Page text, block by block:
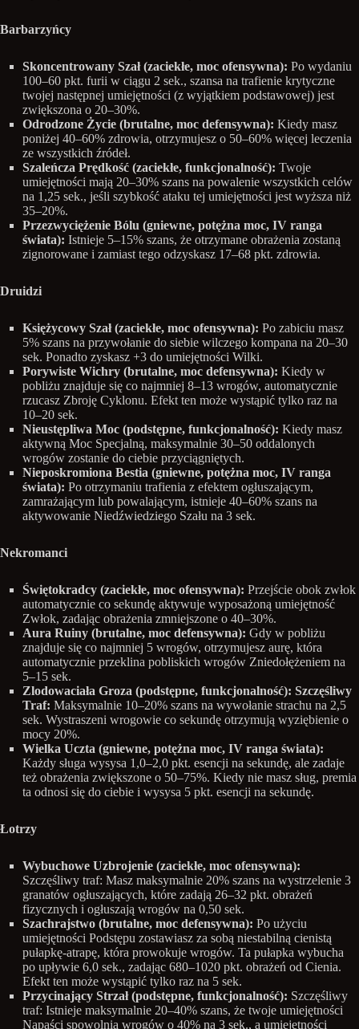
Barbarzyńcy
Skoncentrowany Szał (zaciekłe, moc ofensywna): Po wydaniu
100–60 pkt. furii w ciągu 2 sek., szansa na trafienie krytyczne
twojej następnej umiejętności (z wyjątkiem podstawowej) jest
zwiększona o 20–30%.
Odrodzone Życie (brutalne, moc defensywna): Kiedy masz
poniżej 40–60% zdrowia, otrzymujesz o 50–60% więcej leczenia
ze wszystkich źródeł.
Szaleńcza Prędkość (zaciekłe, funkcjonalność): Twoje
umiejętności mają 20–30% szans na powalenie wszystkich celów
na 1,25 sek., jeśli szybkość ataku tej umiejętności jest wyższa niż
35–20%.
Przezwyciężenie Bólu (gniewne, potężna moc, IV ranga
świata): Istnieje 5–15% szans, że otrzymane obrażenia zostaną
zignorowane i zamiast tego odzyskasz 17–68 pkt. zdrowia.
Druidzi
Księżycowy Szał (zaciekłe, moc ofensywna): Po zabiciu masz
5% szans na przywołanie do siebie wilczego kompana na 20–30
sek. Ponadto zyskasz +3 do umiejętności Wilki.
Porywiste Wichry (brutalne, moc defensywna): Kiedy w
pobliżu znajduje się co najmniej 8–13 wrogów, automatycznie
rzucasz Zbroję Cyklonu. Efekt ten może wystąpić tylko raz na
10–20 sek.
Nieustępliwa Moc (podstępne, funkcjonalność): Kiedy masz
aktywną Moc Specjalną, maksymalnie 30–50 oddalonych
wrogów zostanie do ciebie przyciągniętych.
Nieposkromiona Bestia (gniewne, potężna moc, IV ranga
świata): Po otrzymaniu trafienia z efektem ogłuszającym,
zamrażającym lub powalającym, istnieje 40–60% szans na
aktywowanie Niedźwiedziego Szału na 3 sek.
Nekromanci
Świętokradcy (zaciekłe, moc ofensywna): Przejście obok zwłok
automatycznie co sekundę aktywuje wyposażoną umiejętność
Zwłok, zadając obrażenia zmniejszone o 40–30%.
Aura Ruiny (brutalne, moc defensywna): Gdy w pobliżu
znajduje się co najmniej 5 wrogów, otrzymujesz aurę, która
automatycznie przeklina pobliskich wrogów Zniedołężeniem na
5–15 sek.
Zlodowaciała Groza (podstępne, funkcjonalność): Szczęśliwy
Traf: Maksymalnie 10–20% szans na wywołanie strachu na 2,5
sek. Wystraszeni wrogowie co sekundę otrzymują wyziębienie o
mocy 20%.
Wielka Uczta (gniewne, potężna moc, IV ranga świata):
Każdy sługa wysysa 1,0–2,0 pkt. esencji na sekundę, ale zadaje
też obrażenia zwiększone o 50–75%. Kiedy nie masz sług, premia
ta odnosi się do ciebie i wysysa 5 pkt. esencji na sekundę.
Łotrzy
Wybuchowe Uzbrojenie (zaciekłe, moc ofensywna):
Szczęśliwy traf: Masz maksymalnie 20% szans na wystrzelenie 3
granatów ogłuszających, które zadają 26–32 pkt. obrażeń
fizycznych i ogłuszają wrogów na 0,50 sek.
Szachrajstwo (brutalne, moc defensywna): Po użyciu
umiejętności Podstępu zostawiasz za sobą niestabilną cienistą
pułapkę-atrapę, która prowokuje wrogów. Ta pułapka wybucha
po upływie 6,0 sek., zadając 680–1020 pkt. obrażeń od Cienia.
Efekt ten może wystąpić tylko raz na 5 sek.
Przycinający Strzał (podstępne, funkcjonalność): Szczęśliwy
traf: Istnieje maksymalnie 20–40% szans, że twoje umiejętności
Napaści spowolnią wrogów o 40% na 3 sek., a umiejętności